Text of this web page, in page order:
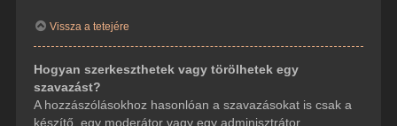
Vissza a tetejére
Hogyan szerkeszthetek vagy törölhetek egy
szavazást?
A hozzászólásokhoz hasonlóan a szavazásokat is csak a
készítő, egy moderátor vagy egy adminisztrátor